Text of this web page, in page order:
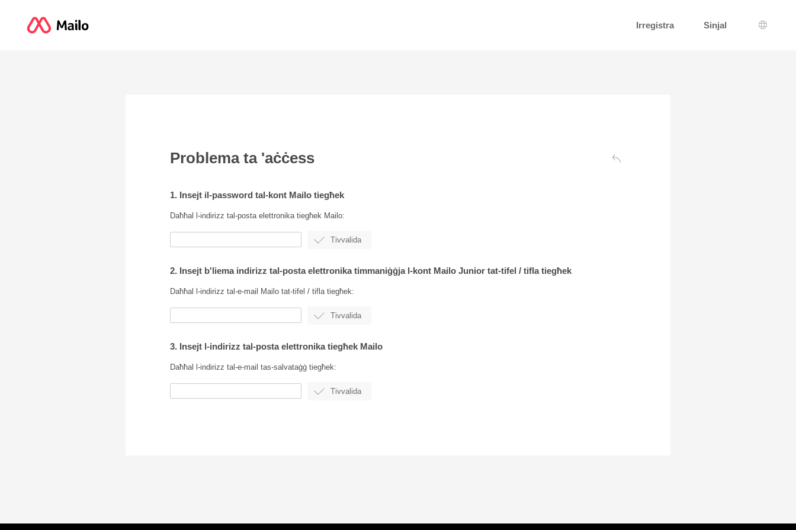
Irregistra Sinjal
Għażla
Problema ta 'aċċess Lura
1. Insejt il-password tal-kont Mailo tiegħek
Daħħal l-indirizz tal-posta elettronika tiegħek Mailo:
2. Insejt b'liema indirizz tal-posta elettronika timmaniġġja l-kont Mailo Junior tat-tifel / tifla tiegħek
Daħħal l-indirizz tal-e-mail Mailo tat-tifel / tifla tiegħek:
3. Insejt l-indirizz tal-posta elettronika tiegħek Mailo
Daħħal l-indirizz tal-e-mail tas-salvataġġ tiegħek: